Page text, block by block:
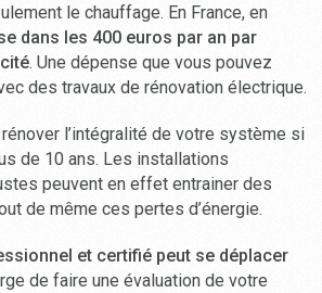
le chauffage. En France, en
dans les 400 euros par an par
. Une dépense que vous pouvez
des travaux de rénovation électrique.
l’intégralité de votre système si
de 10 ans. Les installations
peuvent en effet entrainer des
de même ces pertes d’énergie.
et certifié peut se déplacer
de faire une évaluation de votre